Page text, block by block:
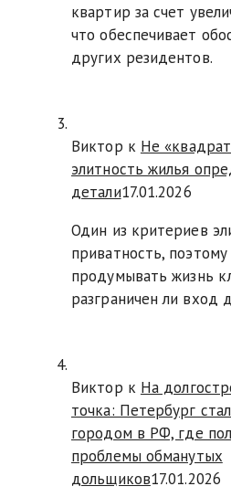
квартир за счет
что обеспечивает
других резидентов.
Виктор к Не
элитность жилья
детали17.01.2026
Один из критериев
приватность, поэтому
продумывать жизнь
разграничен ли вход
Виктор к На
точка: Петербург
городом в РФ, где
проблемы обманутых
дольщиков17.01.2026